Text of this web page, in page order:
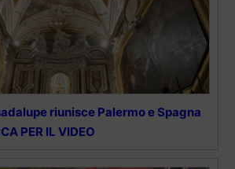
riunisce Palermo e Spagna
PER IL VIDEO